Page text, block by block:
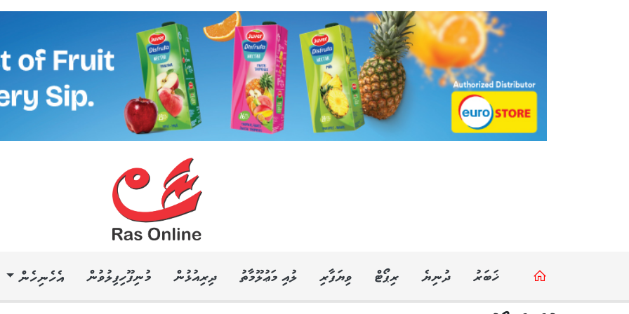
ޚަބަރު ދުނިޔެ ރިޕޯޓް ވިޔަފާރި ލުއި މަޢުލޫމާތު ދިރިއުޅުން މުނިފޫހިފިލުވުން އެހެނިހެން